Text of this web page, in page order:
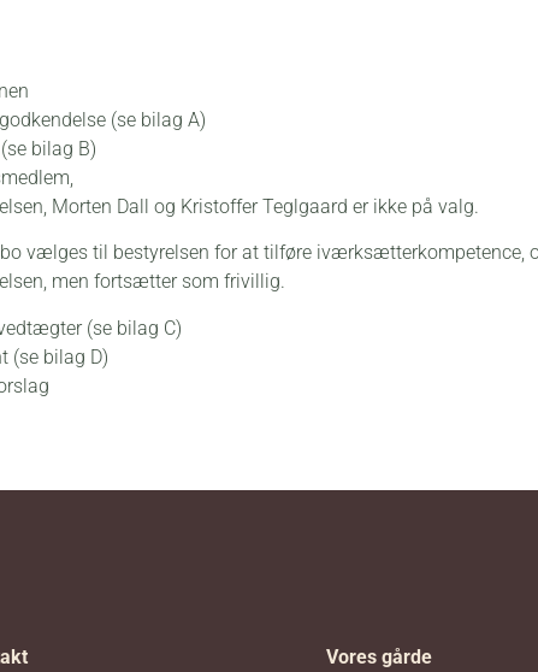
(se bilag A)
bilag B)
Morten Dall og Kristoffer Teglgaard er ikke på valg.
vælges til bestyrelsen for at tilføre iværksætterkompetence,
men fortsætter som frivillig.
(se bilag C)
(se bilag D)
Vores gårde